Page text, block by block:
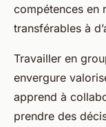
compétences en
transférables à
Travailler en
envergure
apprend à
prendre des